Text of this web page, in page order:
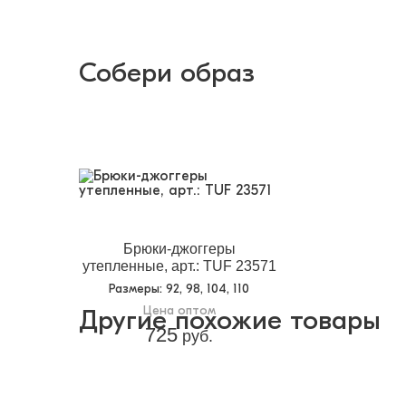
Собери образ
Брюки-джоггеры
утепленные, арт.: TUF 23571
Размеры: 92, 98, 104, 110
Цена оптом
725 руб.
Другие похожие товары